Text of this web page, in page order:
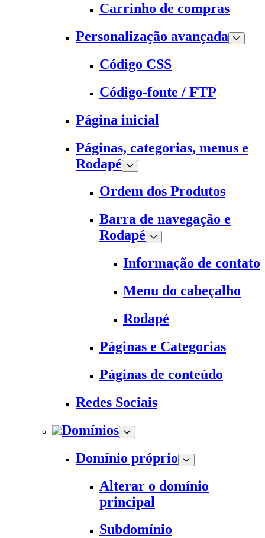
Carrinho de compras
Personalização avançada
Código CSS
Código-fonte / FTP
Página inicial
Páginas, categorias, menus e
Rodapé
Ordem dos Produtos
Barra de navegação e
Rodapé
Informação de contato
Menu do cabeçalho
Rodapé
Páginas e Categorias
Páginas de conteúdo
Redes Sociais
Domínios
Domínio próprio
Alterar o domínio
principal
Subdomínio